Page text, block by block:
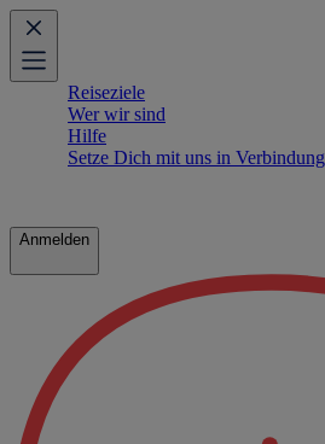
Reiseziele
Wer wir sind
Hilfe
Setze Dich mit uns in Verbindung
Anmelden